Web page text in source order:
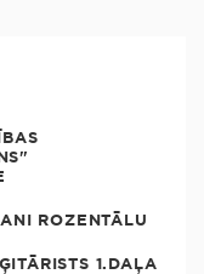
ROZENTĀLU
1.DAĻA